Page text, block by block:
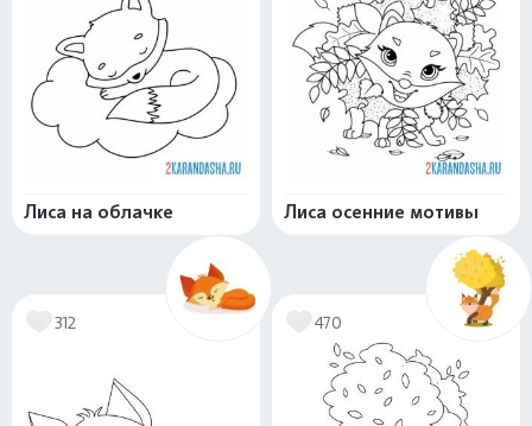
Лиса на облачке Лиса осенние мотивы
312 470